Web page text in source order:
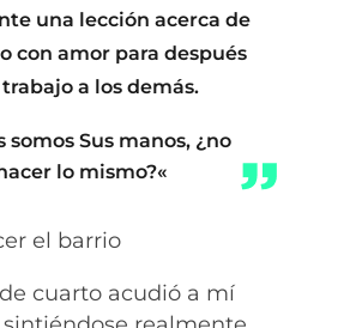
una lección acerca de
con amor para después
a los demás.
somos Sus manos, ¿no
lo mismo?«
cuarto acudió a mí